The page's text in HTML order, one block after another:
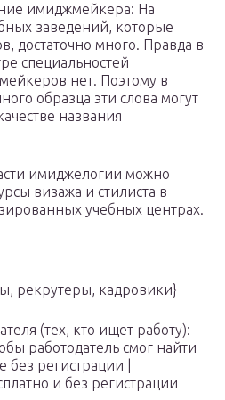
имиджмейкера: На
заведений, которые
достаточно много. Правда в
специальностей
нет. Поэтому в
образца эти слова могут
названия
имиджелогии можно
визажа и стилиста в
учебных центрах.
рекрутеры, кадровики}
(тех, кто ищет работу):
работодатель смог найти
без регистрации |
и без регистрации